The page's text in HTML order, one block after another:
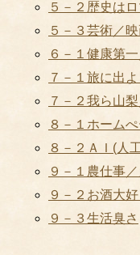
５－２歴史は
５－３芸術／
６－１健康第
７－１旅に出
７－２我ら山
８－１ホーム
８－２ＡＩ(人
９－１農仕事
９－２お酒大
９－３生活臭さ